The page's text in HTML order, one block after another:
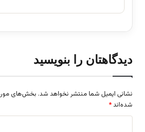
دیدگاهتان را بنویسید
نشانی ایمیل شما منتشر نخواهد شد. بخش‌های
شده‌اند *